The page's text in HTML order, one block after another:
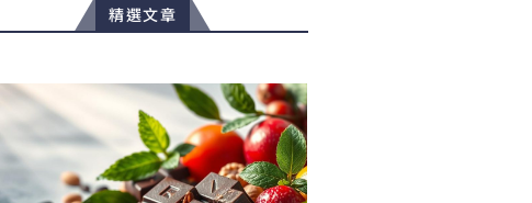
精選文章